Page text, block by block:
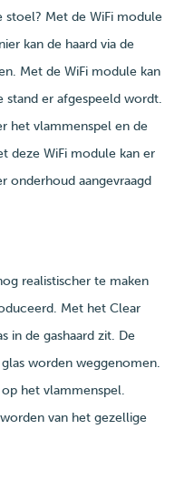
stoel? Met de WiFi module
kan de haard via de
Met de WiFi module kan
stand er afgespeeld wordt.
het vlammenspel en de
deze WiFi module kan er
onderhoud aangevraagd
realistischer te maken
Met het Clear
in de gashaard zit. De
worden weggenomen.
het vlammenspel.
van het gezellige